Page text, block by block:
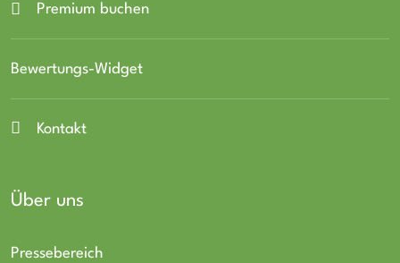
Premium buchen
Bewertungs-Widget
Kontakt
Über uns
Pressebereich